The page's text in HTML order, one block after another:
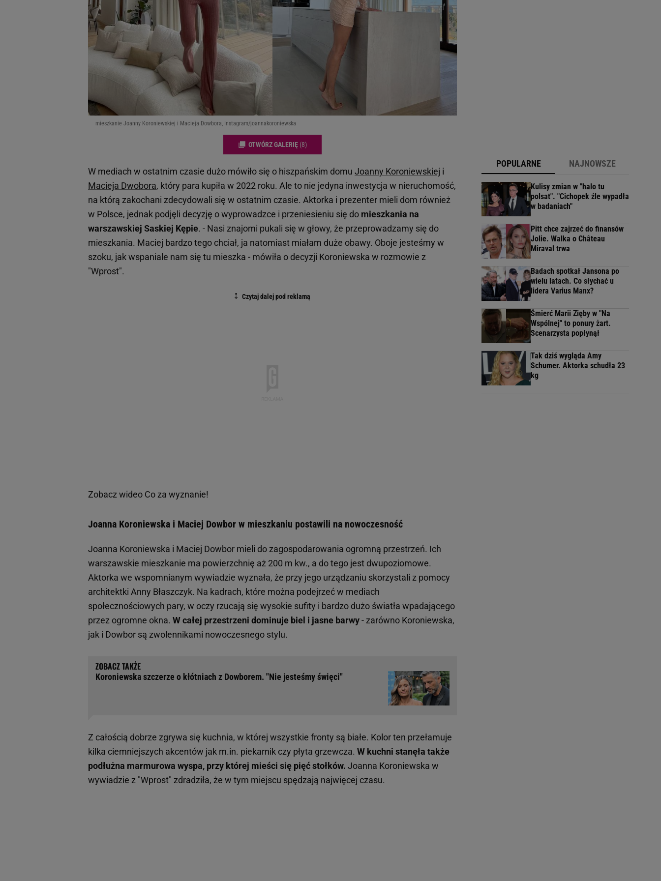
mieszkanie Joanny Koroniewskiej i Macieja Dowbora, Instagram/joannakoroniewska
OTWÓRZ GALERIĘ (8)
W mediach w ostatnim czasie dużo mówiło się o hiszpańskim domu Joanny Koroniewskiej i
Macieja Dwobora, który para kupiła w 2022 roku. Ale to nie jedyna inwestycja w nieruchomość,
na którą zakochani zdecydowali się w ostatnim czasie. Aktorka i prezenter mieli dom również
w Polsce, jednak podjęli decyzję o wyprowadzce i przeniesieniu się do mieszkania na
warszawskiej Saskiej Kępie. - Nasi znajomi pukali się w głowy, że przeprowadzamy się do
mieszkania. Maciej bardzo tego chciał, ja natomiast miałam duże obawy. Oboje jesteśmy w
szoku, jak wspaniale nam się tu mieszka - mówiła o decyzji Koroniewska w rozmowie z
"Wprost".
Zobacz wideo Co za wyznanie!
Joanna Koroniewska i Maciej Dowbor w mieszkaniu postawili na nowoczesność
Joanna Koroniewska i Maciej Dowbor mieli do zagospodarowania ogromną przestrzeń. Ich
warszawskie mieszkanie ma powierzchnię aż 200 m kw., a do tego jest dwupoziomowe.
Aktorka we wspomnianym wywiadzie wyznała, że przy jego urządzaniu skorzystali z pomocy
architektki Anny Błaszczyk. Na kadrach, które można podejrzeć w mediach
społecznościowych pary, w oczy rzucają się wysokie sufity i bardzo dużo światła wpadającego
przez ogromne okna. W całej przestrzeni dominuje biel i jasne barwy- zarówno Koroniewska,
jak i Dowbor są zwolennikami nowoczesnego stylu.
Koroniewska szczerze o kłótniach z Dowborem. "Nie jesteśmy święci"
Z całością dobrze zgrywa się kuchnia, w której wszystkie fronty są białe. Kolor ten przełamuje
kilka ciemniejszych akcentów jak m.in. piekarnik czy płyta grzewcza. W kuchni stanęła także
podłużna marmurowa wyspa, przy której mieści się pięć stołków. Joanna Koroniewska w
wywiadzie z "Wprost" zdradziła, że w tym miejscu spędzają najwięcej czasu.
POPULARNE NAJNOWSZE
Kulisy zmian w "halo tu
polsat". "Cichopek źle wypadła
w badaniach"
Pitt chce zajrzeć do finansów
Jolie. Walka o Château
Miraval trwa
Badach spotkał Jansona po
wielu latach. Co słychać u
lidera Varius Manx?
Śmierć Marii Zięby w "Na
Wspólnej" to ponury żart.
Scenarzysta popłynął
Tak dziś wygląda Amy
Schumer. Aktorka schudła 23
kg